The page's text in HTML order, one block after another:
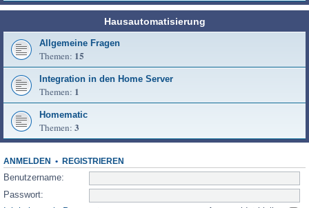
Hausautomatisierung
Allgemeine Fragen
Themen: 15
Integration in den Home Server
Themen: 1
Homematic
Themen: 3
ANMELDEN • REGISTRIEREN
Benutzername:
Passwort: